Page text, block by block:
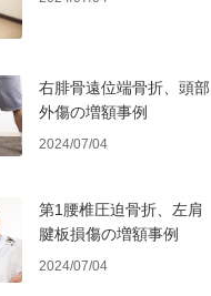
右腓骨遠位端骨折、頭部
外傷の増額事例
2024/07/04
第1腰椎圧迫骨折、左肩
腱板損傷の増額事例
2024/07/04